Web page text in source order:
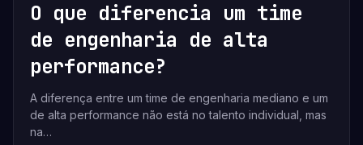
O que diferencia um time
de engenharia de alta
performance?
A diferença entre um time de engenharia mediano e um
de alta performance não está no talento individual, mas
na…